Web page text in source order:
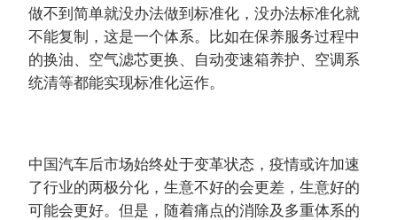
做不到简单就没办法做到标准化，没办法标准化就
不能复制，这是一个体系。比如在保养服务过程中
的换油、空气滤芯更换、自动变速箱养护、空调系
统清等都能实现标准化运作。
中国汽车后市场始终处于变革状态，疫情或许加速
了行业的两极分化，生意不好的会更差，生意好的
可能会更好。但是，随着痛点的消除及多重体系的